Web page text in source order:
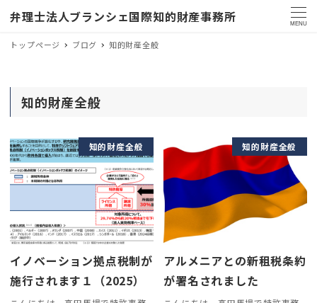
弁理士法人ブランシェ国際知的財産事務所 MENU
トップページ ブログ 知的財産全般
知的財産全般
知的財産全般
イノベーション拠点税制が
施行されます１（2025）
知的財産全般
アルメニアとの新租税条約
が署名されました